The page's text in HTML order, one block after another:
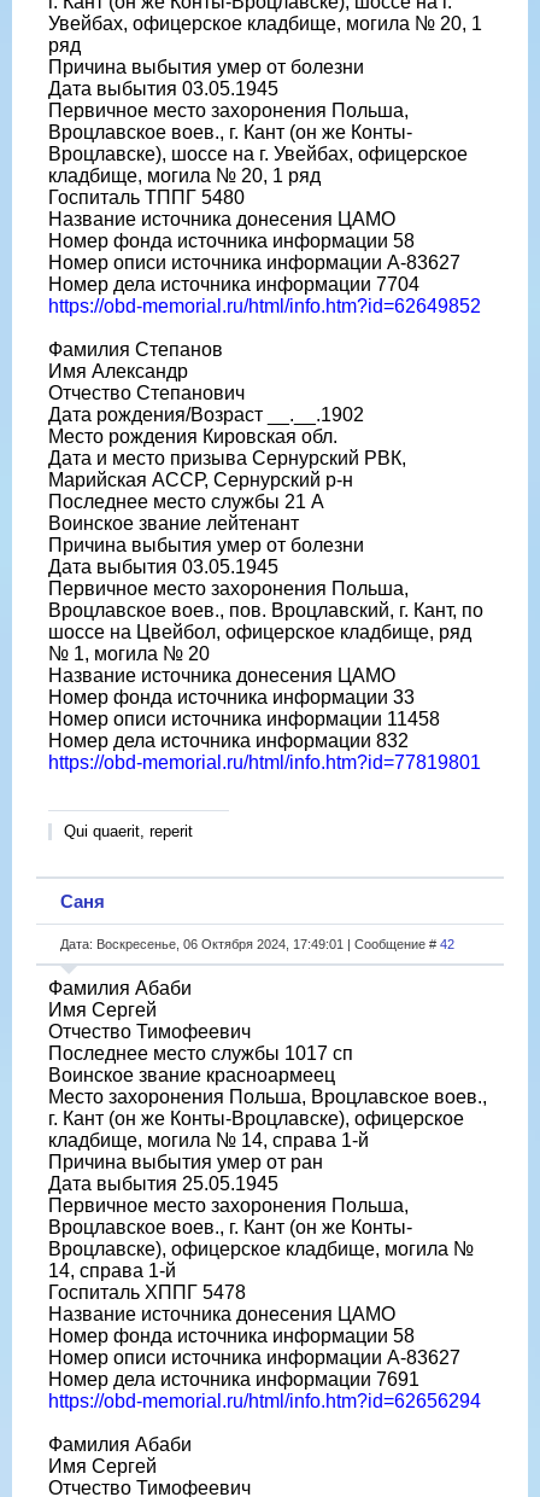
Увейбах, офицерское кладбище, могила № 20, 1
ряд
Причина выбытия умер от болезни
Дата выбытия 03.05.1945
Первичное место захоронения Польша,
Вроцлавское воев., г. Кант (он же Конты-
Вроцлавске), шоссе на г. Увейбах, офицерское
кладбище, могила № 20, 1 ряд
Госпиталь ТППГ 5480
Название источника донесения ЦАМО
Номер фонда источника информации 58
Номер описи источника информации А-83627
Номер дела источника информации 7704
https://obd-memorial.ru/html/info.htm?id=62649852
Фамилия Степанов
Имя Александр
Отчество Степанович
Дата рождения/Возраст __.__.1902
Место рождения Кировская обл.
Дата и место призыва Сернурский РВК,
Марийская АССР, Сернурский р-н
Последнее место службы 21 А
Воинское звание лейтенант
Причина выбытия умер от болезни
Дата выбытия 03.05.1945
Первичное место захоронения Польша,
Вроцлавское воев., пов. Вроцлавский, г. Кант, по
шоссе на Цвейбол, офицерское кладбище, ряд
№ 1, могила № 20
Название источника донесения ЦАМО
Номер фонда источника информации 33
Номер описи источника информации 11458
Номер дела источника информации 832
https://obd-memorial.ru/html/info.htm?id=77819801
Qui quaerit, reperit
Саня
Дата: Воскресенье, 06 Октября 2024, 17:49:01 | Сообщение # 42
Фамилия Абаби
Имя Сергей
Отчество Тимофеевич
Последнее место службы 1017 сп
Воинское звание красноармеец
Место захоронения Польша, Вроцлавское воев.,
г. Кант (он же Конты-Вроцлавске), офицерское
кладбище, могила № 14, справа 1-й
Причина выбытия умер от ран
Дата выбытия 25.05.1945
Первичное место захоронения Польша,
Вроцлавское воев., г. Кант (он же Конты-
Вроцлавске), офицерское кладбище, могила №
14, справа 1-й
Госпиталь ХППГ 5478
Название источника донесения ЦАМО
Номер фонда источника информации 58
Номер описи источника информации А-83627
Номер дела источника информации 7691
https://obd-memorial.ru/html/info.htm?id=62656294
Фамилия Абаби
Имя Сергей
Отчество Тимофеевич